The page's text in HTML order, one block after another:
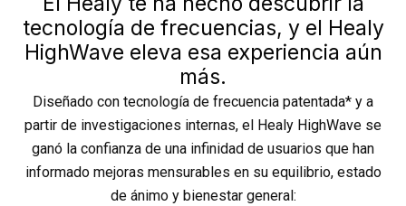
tecnología de frecuencias, y el Healy
HighWave eleva esa experiencia aún
más.
Diseñado con tecnología de frecuencia patentada* y a
partir de investigaciones internas, el Healy HighWave se
ganó la confianza de una infinidad de usuarios que han
informado mejoras mensurables en su equilibrio, estado
de ánimo y bienestar general: